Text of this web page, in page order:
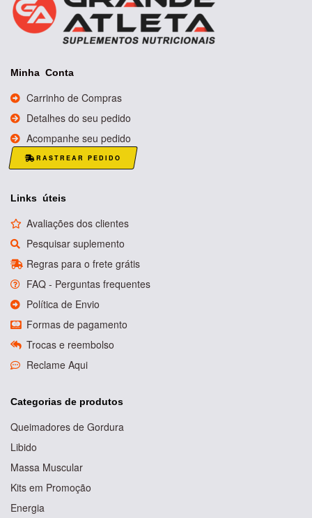
Minha Conta
Carrinho de Compras
Detalhes do seu pedido
Acompanhe seu pedido
RASTREAR PEDIDO
Links úteis
Avaliações dos clientes
Pesquisar suplemento
Regras para o frete grátis
FAQ - Perguntas frequentes
Política de Envio
Formas de pagamento
Trocas e reembolso
Reclame Aqui
Categorias de produtos
Queimadores de Gordura
Libido
Massa Muscular
Kits em Promoção
Energia